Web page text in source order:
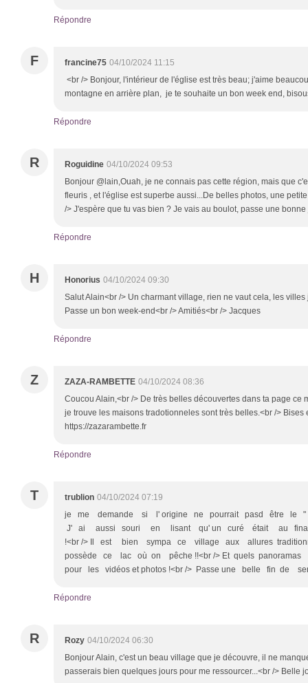
Répondre
F francine75 04/10/2024 11:15
<br /> Bonjour, l'intérieur de l'église est très beau; j'aime
montagne en arrière plan, je te souhaite un bon week end,
Répondre
R Roguidine 04/10/2024 09:53
Bonjour @lain,Ouah, je ne connais pas cette région, mais que
fleuris , et l'église est superbe aussi...De belles photos, une
/> J'espère que tu vas bien ? Je vais au boulot, passe une
Répondre
H Honorius 04/10/2024 09:30
Salut Alain<br /> Un charmant village, rien ne vaut cela, les
Passe un bon week-end<br /> Amitiés<br /> Jacques
Répondre
Z ZAZA-RAMBETTE 04/10/2024 08:36
Coucou Alain,<br /> De très belles découvertes dans ta page ce
je trouve les maisons tradotionneles sont très belles.<br /> Bises
https://zazarambette.fr
Répondre
T trublion 04/10/2024 07:19
je me demande si l' origine ne pourrait pasd être le "
J' ai aussi souri en lisant qu' un curé était au
!<br /> Il est bien sympa ce village aux allures
possède ce lac où on pêche !!<br /> Et quels panoramas
pour les vidéos et photos !<br /> Passe une belle fin de
Répondre
R Rozy 04/10/2024 06:30
Bonjour Alain, c'est un beau village que je découvre, il ne
passerais bien quelques jours pour me ressourcer...<br /> Belle